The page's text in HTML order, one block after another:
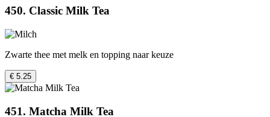
450. Classic Milk Tea
Zwarte thee met melk en topping naar keuze
€ 5.25
451. Matcha Milk Tea